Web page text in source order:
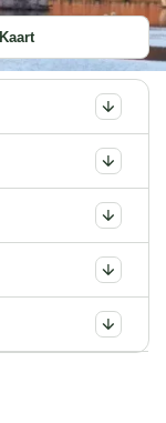
Kaart